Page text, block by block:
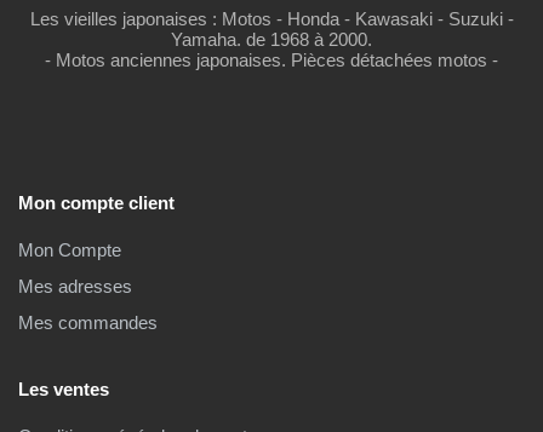
Les vieilles japonaises : Motos - Honda - Kawasaki - Suzuki -
Yamaha. de 1968 à 2000.
- Motos anciennes japonaises. Pièces détachées motos -
Mon compte client
Mon Compte
Mes adresses
Mes commandes
Les ventes